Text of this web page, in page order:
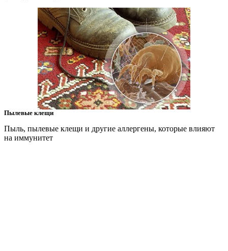
Пылевые клещи
Пыль, пылевые клещи и другие аллергены, которые влияют
на иммунитет